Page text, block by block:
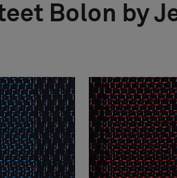
Bolon by